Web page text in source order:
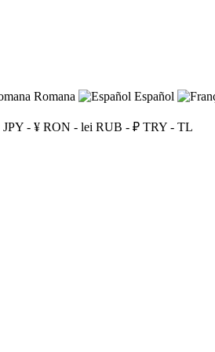
Romana Español
JPY - ¥ RON - lei RUB - ₽ TRY - TL